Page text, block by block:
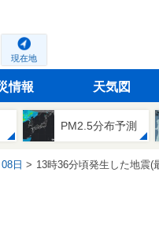
現在地
情報 天気図
PM2.5分布予測
日 13時36分頃発生した地震(